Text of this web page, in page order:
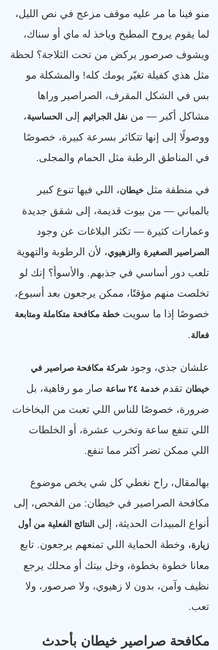
منو فينا ما مر عليه موقف مزعج في نص الليل،
لما يقوم يروح المطبخ وياخذ له ماي أو سناك،
ويشوف صرصور يركض من تحت الثلاجة؟ لحظة
مثل هذي كفيلة تغيّر يومك كله! والمشكلة مو
بس في الشكل المقرف، الصراصير وراها
مشاكل أكبر — من نقل الجراثيم إلى الحساسية،
ووصولًا إلى إنها تتكاثر بسرعة كبيرة، خصوصًا
في المناطق الرطبة مثل الحمام والمجلى.
في منطقة مثل خيطان، اللي فيها تنوع كبير
بالمباني — من بيوت قديمة، إلى شقق جديدة
وعمارات كثيرة — تكثر البلاغات عن وجود
الصراصير الصغيرة و الزهيوي، لأن الرطوبة والتهوية
تلعب دور أساسي في جذبهم. والأسوأ؟ إنك لو
تخلصت منهم مؤقتًا، ممكن يرجعون بعد أسبوع،
خصوصًا إذا ما سويت خطة مكافحة متكاملة ومتابعة
فعالة.
علشان جذي، وجود شركة مكافحة صراصير في
خيطان تقدم خدمة ٢٤ ساعة
صار مو رفاهية، بل
ضرورة، خصوصًا للناس اللي تعبت من البخاخات
اللي تنفع ساعة وتخرب عشرة، أو الخلطات
اللي ممكن تضر أكثر مما تنفع.
بهالمقال، راح نغطي كل شي يخص موضوع
مكافحة الصراصير في خيطان: من الفحص، إلى
أنواع المبيدات الحديثة، إلى النتائج الفعلية من أول
زيارة، وخطة الحماية اللي تمنعهم يرجعون. تابع
معانا خطوة بخطوة، وخل بيتك أو محلك يرجع
نظيف وآمن، بدون لا زهيوي، ولا صرصور، ولا
تعب.
مكافحة صراصير خيطان بأحدث